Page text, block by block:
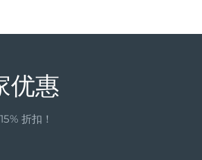
优惠
折扣！